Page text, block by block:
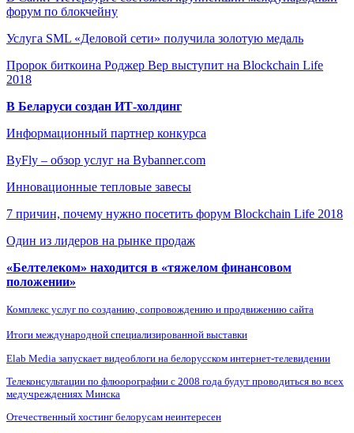
форум по блокчейну
Услуга SML «Деловой сети» получила золотую медаль
Пророк биткоина Роджер Вер выступит на Blockchain Life
2018
В Беларуси создан ИТ-холдинг
Информационный партнер конкурса
ByFly – обзор услуг на Bybanner.com
Инновационные тепловые завесы
7 причин, почему нужно посетить форум Blockchain Life 2018
Один из лидеров на рынке продаж
«Белтелеком» находится в «тяжелом финансовом
положении»
Комплекс услуг по созданию, сопровождению и продвижению сайта
Итоги международной специализированной выставки
Elab Media запускает видеоблоги на белорусском интернет-телевидении
Телеконсультации по флюорографии с 2008 года будут проводиться во всех
медучреждениях Минска
Отечественный хостинг белорусам неинтересен